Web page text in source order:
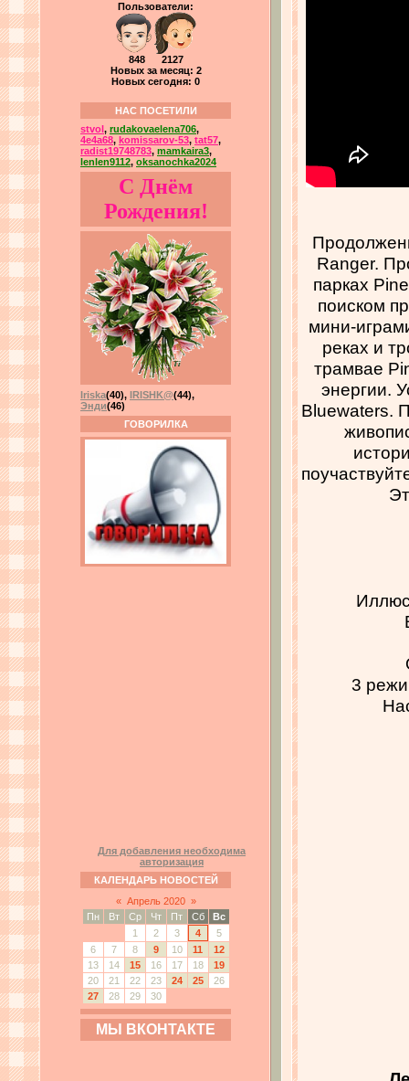
Пользователи:
848 2127
Новых за месяц: 2
Новых сегодня: 0
НАС ПОСЕТИЛИ
stvol , rudakovaelena706,
4e4a68, komissarov-53, tat57,
radist19748783, mamkaira3,
lenlen9112, oksanochka2024
С Днём
Рождения!
Iriska(40), IRISHK@(44),
Энди(46)
ГОВОРИЛКА
Для добавления необходима
авторизация
КАЛЕНДАРЬ НОВОСТЕЙ
« Апрель 2020 »
Пн
Вт Ср Чт Пт Сб
Вс
1
2 3 4
5
6
7 8 9 10 11
12
13
14 15 16 17 18
19
20
21 22 23 24 25
26
27
28 29 30
МЫ ВКОНТАКТЕ
Ranger.
парках
поиском
мини-
реках и
трамвае
энергии.
Bluewaters.
3